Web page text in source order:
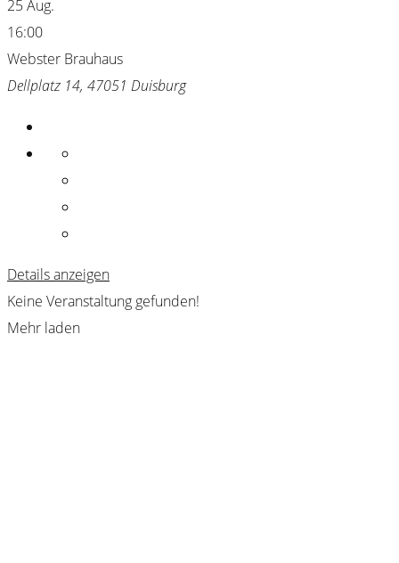
25 Aug.
16:00
Webster Brauhaus
Dellplatz 14, 47051 Duisburg
Details anzeigen
Keine Veranstaltung gefunden!
Mehr laden